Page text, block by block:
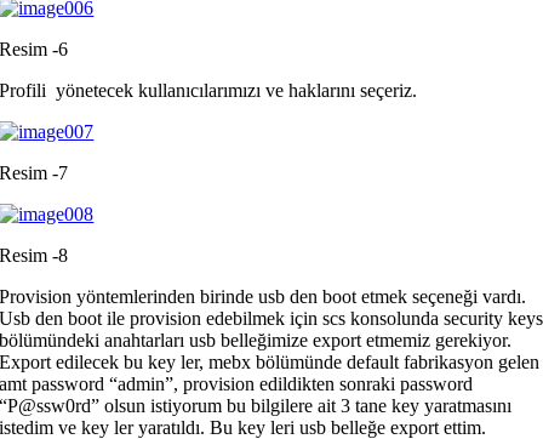
Resim -6
Profili yönetecek kullanıcılarımızı ve haklarını seçeriz.
Resim -7
Resim -8
Provision yöntemlerinden birinde usb den boot etmek seçeneği vardı.
Usb den boot ile provision edebilmek için scs konsolunda security keys
bölümündeki anahtarları usb belleğimize export etmemiz gerekiyor.
Export edilecek bu key ler, mebx bölümünde default fabrikasyon gelen
amt password “admin”, provision edildikten sonraki password
“P@ssw0rd” olsun istiyorum bu bilgilere ait 3 tane key yaratmasını
istedim ve key ler yaratıldı. Bu key leri usb belleğe export ettim.